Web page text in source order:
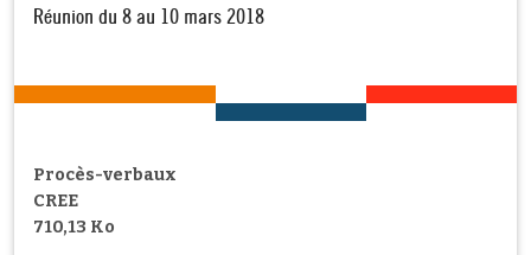
Réunion du 8 au 10 mars 2018
Procès-verbaux
CREE
710,13 Ko